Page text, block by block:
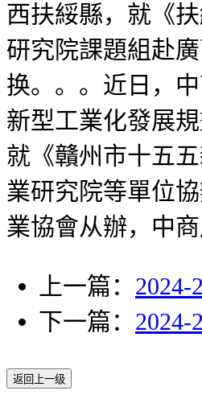
西扶綏縣，就《
研究院課題組赴
换。。。近日，
新型工業化發展
就《贛州市十五
業研究院等單位
業協會从辦，中
上一篇：
下一篇：
返回上一级